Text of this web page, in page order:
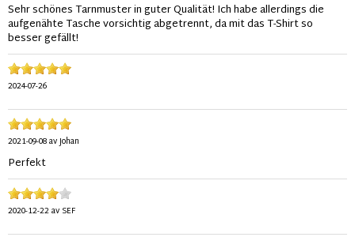
Sehr schönes Tarnmuster in guter Qualität! Ich habe allerdings die
aufgenähte Tasche vorsichtig abgetrennt, da mit das T-Shirt so
besser gefällt!
2024-07-26
2021-09-08avJohan
Perfekt
2020-12-22av SEF